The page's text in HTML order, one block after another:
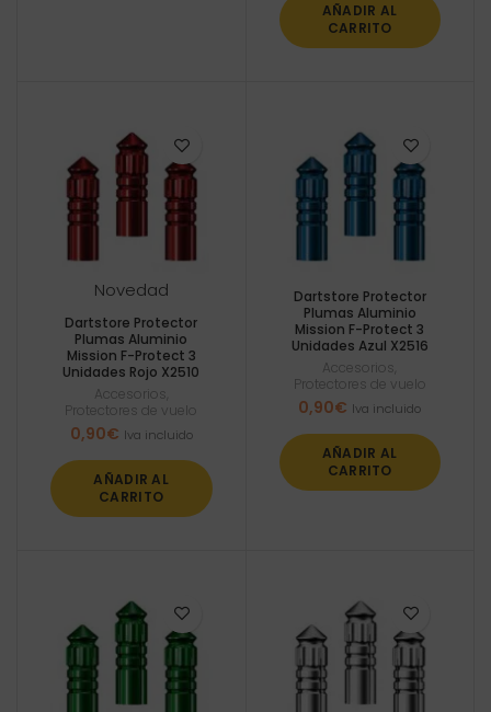
AÑADIR AL
CARRITO
Novedad
Dartstore Protector
Plumas Aluminio
Mission F-Protect 3
Unidades Rojo X2510
Accesorios
Protectores de vuelo
0,90€ Iva incluido
AÑADIR AL
CARRITO
Dartstore Protector
Plumas Aluminio
Mission F-Protect 3
Unidades Azul X2516
Accesorios
Protectores de vuelo
0,90€ Iva incluido
AÑADIR AL
CARRITO